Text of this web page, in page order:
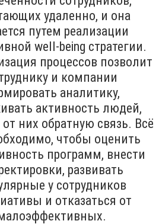
удаленно, и она
путем реализации
well-being стратегии.
процессов позволит
и компании
аналитику,
активность людей,
от них обратную связь. Всё
чтобы оценить
программ, внести
развивать
у сотрудников
и отказаться от